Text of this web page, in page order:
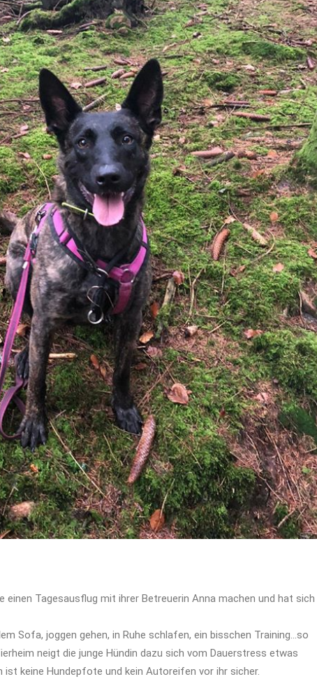
einen Tagesausflug mit ihrer Betreuerin Anna machen und hat sich
Sofa, joggen gehen, in Ruhe schlafen, ein bisschen Training…so
neigt die junge Hündin dazu sich vom Dauerstress etwas
ist keine Hundepfote und kein Autoreifen vor ihr sicher.